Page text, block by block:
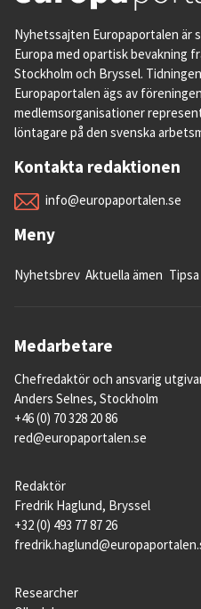
Nyhetssajten Europaportalen är
Europa med opartisk bevakning
Stockholm och Bryssel.
Europaportalen ägs av
medlemsorganisationer
löntagare på den svenska
Kontakta redaktionen
info@europaportalen.se
Meny
Nyhetsbrev Aktuella ämen
Medarbetare
Chefredaktör och ansvarig
Anders Selnes, Stockholm
+46 (0) 70 328 20 86
red@europaportalen.se
Redaktör
Fredrik Haglund, Bryssel
+32 (0) 493 77 87 26
Researcher